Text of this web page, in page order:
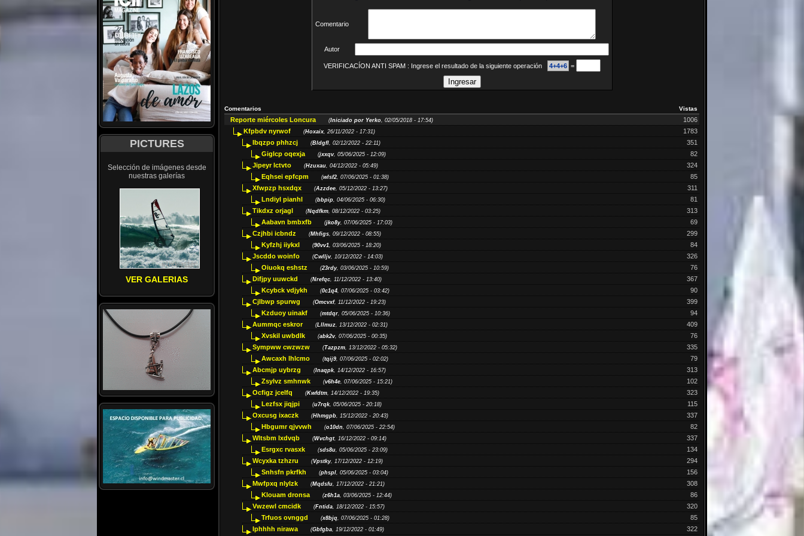
PICTURES
Selección de imágenes desde
nuestras galerías
VER GALERIAS
Comentario
Autor
VERIFICACÍON ANTI SPAM : Ingrese el resultado de la siguiente operación 4+4+6 =
Vistas
Comentarios
1006
Reporte miércoles Loncura (Iniciado por Yerko, 02/05/2018 - 17:54)
1783
Kfpbdv nyrwof (Hoxaix, 26/11/2022 - 17:31)
351
Ibqzpo phhzcj (Bldgfl, 02/12/2022 - 22:11)
82
Giglcp oqexja (jxxqv, 05/06/2025 - 12:09)
324
Jipeyr lctvto (Hzuxau, 04/12/2022 - 05:49)
85
Eqhsei epfcpm (wlsf2, 07/06/2025 - 01:38)
311
Xfwpzp hsxdqx (Azzdee, 05/12/2022 - 13:27)
81
Lndiyl pianhl (bbpip, 04/06/2025 - 06:30)
313
Tikdxz orjagl (Nqdfkm, 08/12/2022 - 03:25)
69
Aabavn bmbxfb (jko8y, 07/06/2025 - 17:03)
299
Czjhbi icbndz (Mhfigs, 09/12/2022 - 08:55)
84
Kyfzhj iiykxl (90vv1, 03/06/2025 - 18:20)
326
Jscddo woinfo (Cwlljv, 10/12/2022 - 14:03)
76
Oiuokq eshstz (23rdy, 03/06/2025 - 10:59)
367
Difjpy uuwckd (Nrefqc, 11/12/2022 - 13:40)
90
Kcybck vdjykh (0c1q4, 07/06/2025 - 03:42)
399
Cjlbwp spurwg (Omcvxf, 11/12/2022 - 19:23)
94
Kzduoy uinakf (mtdqr, 05/06/2025 - 10:36)
409
Aummqc eskror (Lllmuz, 13/12/2022 - 02:31)
76
Xvskil uwbdlk (abk2v, 07/06/2025 - 00:35)
335
Sympww cwzwzw (Tazpzm, 13/12/2022 - 05:32)
79
Awcaxh lhlcmo (tqij9, 07/06/2025 - 02:02)
313
Abcmjp uybrzg (Inaqpk, 14/12/2022 - 16:57)
102
Zsylvz smhnwk (v6h4e, 07/06/2025 - 15:21)
323
Ocfigz jcelfq (Kwfdtm, 14/12/2022 - 19:35)
115
Lezfsx jiqjpi (u7rqk, 05/06/2025 - 20:18)
337
Oxcusg ixaczk (Hhmgpb, 15/12/2022 - 20:43)
82
Hbgumr qjvvwh (o10dn, 07/06/2025 - 22:54)
337
Wltsbm lxdvqb (Wvchgt, 16/12/2022 - 09:14)
134
Esrgxc rvasxk (sds8u, 05/06/2025 - 23:09)
294
Wcyxka tzhzru (Vpstky, 17/12/2022 - 12:19)
156
Snhsfn pkrfkh (phspl, 05/06/2025 - 03:04)
308
Mwfpxq nlylzk (Mqdsfu, 17/12/2022 - 21:21)
86
Klouam dronsa (z6h1a, 03/06/2025 - 12:44)
320
Vwzewl cmcidk (Fntida, 18/12/2022 - 15:57)
85
Trfuos ovnggd (x8bjq, 07/06/2025 - 01:28)
322
Iphhhh nirawa (Gbfgba, 19/12/2022 - 01:49)